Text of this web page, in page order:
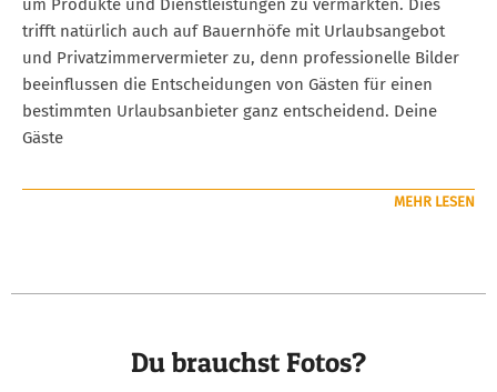
um Produkte und Dienstleistungen zu vermarkten. Dies
trifft natürlich auch auf Bauernhöfe mit Urlaubsangebot
und Privatzimmervermieter zu, denn professionelle Bilder
beeinflussen die Entscheidungen von Gästen für einen
bestimmten Urlaubsanbieter ganz entscheidend. Deine
Gäste
MEHR LESEN
Du brauchst Fotos?